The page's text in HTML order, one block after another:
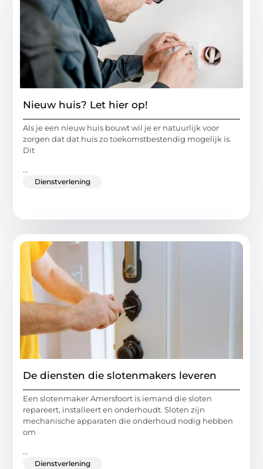
Nieuw huis? Let hier op!
Als je een nieuw huis bouwt wil je er natuurlijk voor
zorgen dat dat huis zo toekomstbestendig mogelijk is.
Dit
...
Dienstverlening
De diensten die slotenmakers leveren
Een slotenmaker Amersfoort is iemand die sloten
repareert, installeert en onderhoudt. Sloten zijn
mechanische apparaten die onderhoud nodig hebben
om
...
Dienstverlening